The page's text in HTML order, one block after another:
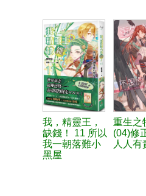
我，精靈王，
缺錢！ 11 所以
我一朝落難小
黑屋
重生之
(04)修
人人有